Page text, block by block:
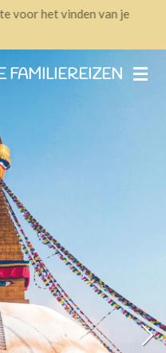
FAMILIEREIZEN
voor het vinden van je